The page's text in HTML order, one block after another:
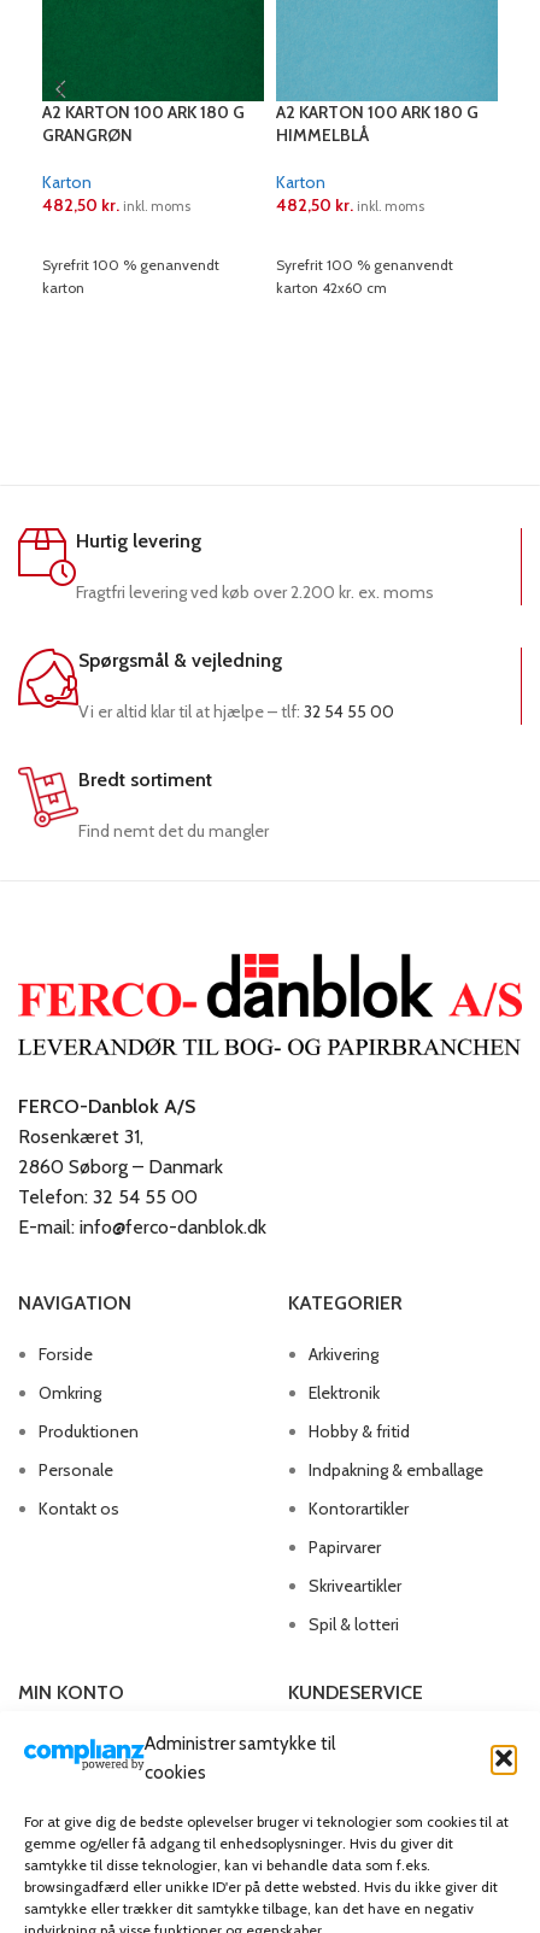
Administrer samtykke til
cookies
For at give dig de bedste oplevelser bruger vi teknologier som cookies til at
gemme og/eller få adgang til enhedsoplysninger. Hvis du giver dit
samtykke til disse teknologier, kan vi behandle data som f.eks.
browsingadfærd eller unikke ID'er på dette websted. Hvis du ikke giver dit
samtykke eller trækker dit samtykke tilbage, kan det have en negativ
A2 KARTON 100 ARK 180 G
GRANGRØN
Karton
482,50 kr. inkl. moms
Syrefrit 100 % genanvendt
karton
A2 KARTON 100 ARK 180 G
HIMMELBLÅ
Karton
482,50 kr. inkl. moms
Syrefrit 100 % genanvendt
karton 42x60 cm
Hurtig levering
Fragtfri levering ved køb over 2.200 kr. ex. moms
Spørgsmål & vejledning
Vi er altid klar til at hjælpe – tlf: 32 54 55 00
Bredt sortiment
Find nemt det du mangler
FERCO-Danblok A/S
Rosenkæret 31,
2860 Søborg – Danmark
Telefon: 32 54 55 00
E-mail: info@ferco-danblok.dk
NAVIGATION
Forside
Omkring
Produktionen
Personale
Kontakt os
KATEGORIER
Arkivering
Elektronik
Hobby & fritid
Indpakning & emballage
Kontorartikler
Papirvarer
Skriveartikler
Spil & lotteri
MIN KONTO
Kontoinformationer
Adresser
Favoritliste
KUNDESERVICE
Handelsbetingelser
Bliv kunde
Cookie Politik (EU)
KAMPAGNE